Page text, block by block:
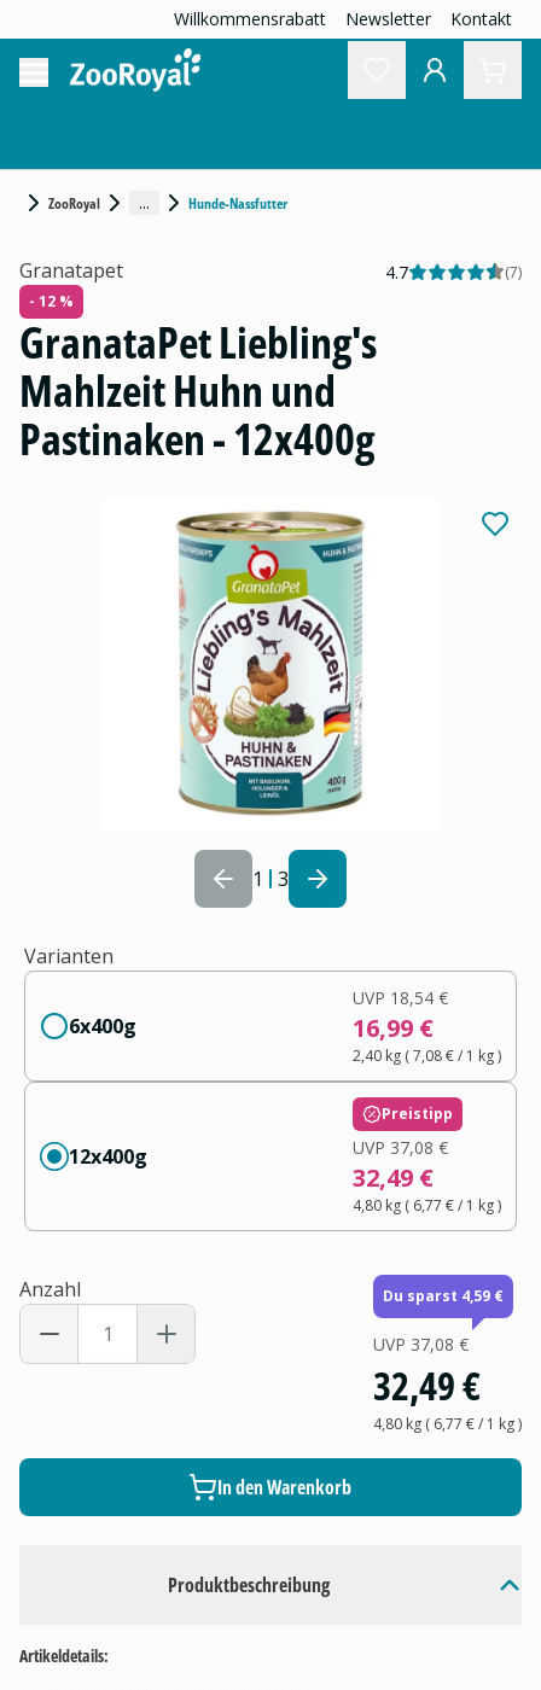
Willkommensrabatt Newsletter Kontakt
ZooRoyal ... Hunde-Nassfutter
1 3
Produktbeschreibung
Artikeldetails:
Granatapet 4.7 (7)
- 12 %
GranataPet Liebling's
Mahlzeit Huhn und
Pastinaken - 12x400g
Varianten
6x400g
UVP 18,54 €
16,99 €
2,40 kg(7,08 €/ 1 kg)
12x400g
Preistipp
UVP 37,08 €
32,49 €
4,80 kg( 6,77 €/ 1 kg)
Anzahl Du sparst 4,59 €
UVP 37,08 €
32,49 €
4,80 kg( 6,77 €/ 1 kg)
In den Warenkorb